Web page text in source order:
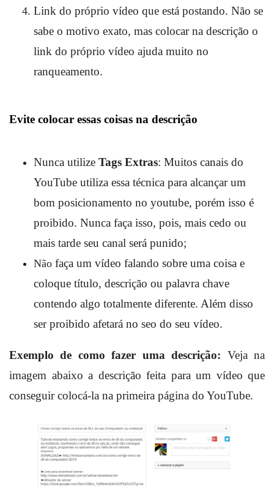
Link do próprio vídeo que está postando. Não se
sabe o motivo exato, mas colocar na descrição o
link do próprio vídeo ajuda muito no
ranqueamento.
Evite colocar essas coisas na descrição
Nunca utilize Tags Extras: Muitos canais do
YouTube utiliza essa técnica para alcançar um
bom posicionamento no youtube, porém isso é
proibido. Nunca faça isso, pois, mais cedo ou
mais tarde seu canal será punido;
Não faça um vídeo falando sobre uma coisa e
coloque título, descrição ou palavra chave
contendo algo totalmente diferente. Além disso
ser proibido afetará no seo do seu vídeo.
Exemplo de como fazer uma descrição: Veja na
imagem abaixo a descrição feita para um vídeo que
conseguir colocá-la na primeira página do YouTube.